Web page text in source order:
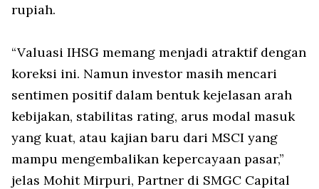
rupiah.
“Valuasi IHSG memang menjadi atraktif dengan
koreksi ini. Namun investor masih mencari
sentimen positif dalam bentuk kejelasan arah
kebijakan, stabilitas rating, arus modal masuk
yang kuat, atau kajian baru dari MSCI yang
mampu mengembalikan kepercayaan pasar,”
jelas Mohit Mirpuri, Partner di SMGC Capital